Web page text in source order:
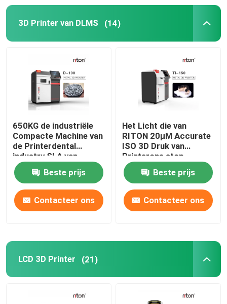
3D de Harsprinter van SLA
Laser Sinterende Machine
Automobiel 3D Printer
titanium 3d printer
Digitale CNC Machine
Draadbuigmachine DMIS-V1
Draadbuigmachine DMIS-V1
3D Printer van DLMS (14)
650KG de industriële
Compacte Machine van
de Printerdental
industry SLA van
DLMS 3D
Beste prijs
Contacteer ons
Het Licht die van
RITON 20μM Accurate
ISO 3D Druk van
Printerone stop
denture genezen
Beste prijs
Contacteer ons
LCD 3D Printer (21)